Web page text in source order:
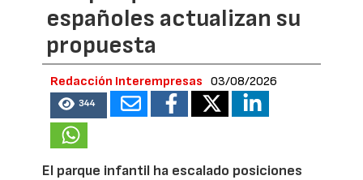
españoles actualizan su
propuesta
Redacción Interempresas 03/08/2026
344
El parque infantil ha escalado posiciones